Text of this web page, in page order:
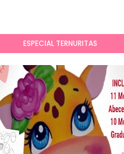
ESPECIAL TERNURITAS